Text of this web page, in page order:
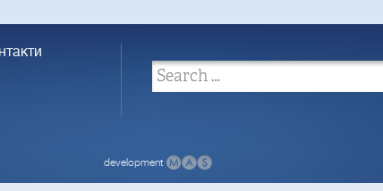
development